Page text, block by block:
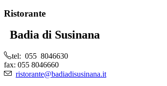
Ristorante
Badia di Susinana
tel: 055 8046630
fax: 055 8046660
ristorante@badiadisusinana.it